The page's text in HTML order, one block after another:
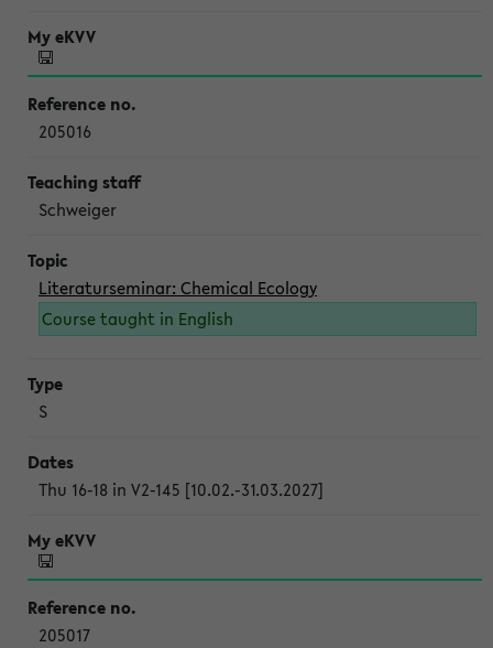
205016
Schweiger
Literaturseminar: Chemical Ecology
Course taught in English
S
Thu 16-18 in V2-145 [10.02.-31.03.2027]
205017